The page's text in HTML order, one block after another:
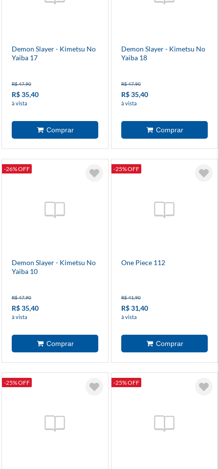
Demon Slayer - Kimetsu No
Yaiba 17
R$ 47,90
R$ 35,40
à vista
Demon Slayer - Kimetsu No
Yaiba 18
R$ 47,90
R$ 35,40
à vista
-26% OFF
Demon Slayer - Kimetsu No
Yaiba 10
R$ 47,90
R$ 35,40
à vista
-25% OFF
One Piece 112
R$ 41,90
R$ 31,40
à vista
-25% OFF -25% OFF